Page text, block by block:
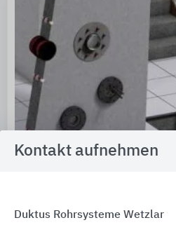
Kontakt aufnehmen
Duktus Rohrsysteme Wetzlar